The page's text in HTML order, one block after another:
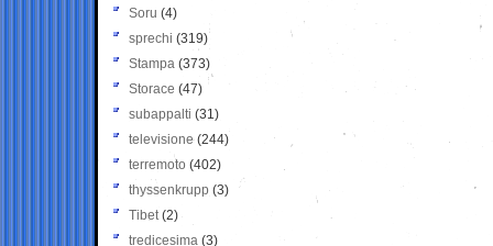
Soru (4)
sprechi (319)
Stampa (373)
Storace (47)
subappalti (31)
televisione(244)
terremoto (402)
thyssenkrupp (3)
Tibet(2)
tredicesima (3)